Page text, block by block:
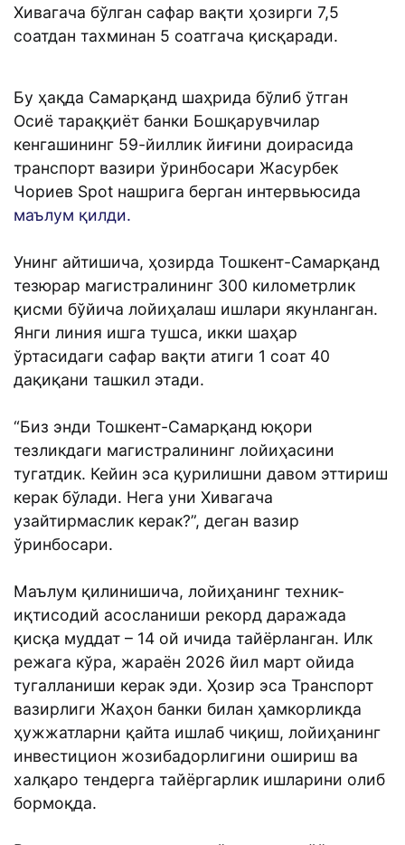
Хивагача бўлган сафар вақти ҳозирги 7,5
соатдан тахминан 5 соатгача қисқаради.
Бу ҳақда Самарқанд шаҳрида бўлиб ўтган
Осиё тараққиёт банки Бошқарувчилар
кенгашининг 59-йиллик йиғини доирасида
транспорт вазири ўринбосари Жасурбек
Чориев Spot нашрига берган интервьюсида
маълум қилди.
Унинг айтишича, ҳозирда Тошкент-Самарқанд
тезюрар магистралининг 300 километрлик
қисми бўйича лойиҳалаш ишлари якунланган.
Янги линия ишга тушса, икки шаҳар
ўртасидаги сафар вақти атиги 1 соат 40
дақиқани ташкил этади.
“Биз энди Тошкент-Самарқанд юқори
тезликдаги магистралининг лойиҳасини
тугатдик. Кейин эса қурилишни давом эттириш
керак бўлади. Нега уни Хивагача
узайтирмаслик керак?”, деган вазир
ўринбосари.
Маълум қилинишича, лойиҳанинг техник-
иқтисодий асосланиши рекорд даражада
қисқа муддат – 14 ой ичида тайёрланган. Илк
режага кўра, жараён 2026 йил март ойида
тугалланиши керак эди. Ҳозир эса Транспорт
вазирлиги Жаҳон банки билан ҳамкорликда
ҳужжатларни қайта ишлаб чиқиш, лойиҳанинг
инвестицион жозибадорлигини ошириш ва
халқаро тендерга тайёргарлик ишларини олиб
бормоқда.